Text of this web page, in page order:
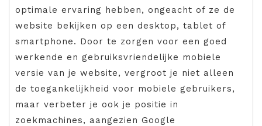
optimale ervaring hebben, ongeacht of ze de
website bekijken op een desktop, tablet of
smartphone. Door te zorgen voor een goed
werkende en gebruiksvriendelijke mobiele
versie van je website, vergroot je niet alleen
de toegankelijkheid voor mobiele gebruikers,
maar verbeter je ook je positie in
zoekmachines, aangezien Google